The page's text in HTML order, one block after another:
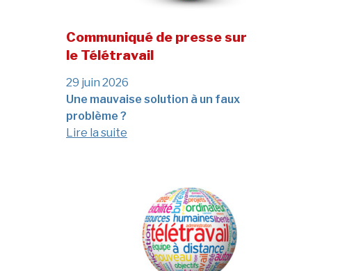
Communiqué de presse sur
le Télétravail
29 juin 2026
Une mauvaise solution à un faux
problème ?
Lire la suite